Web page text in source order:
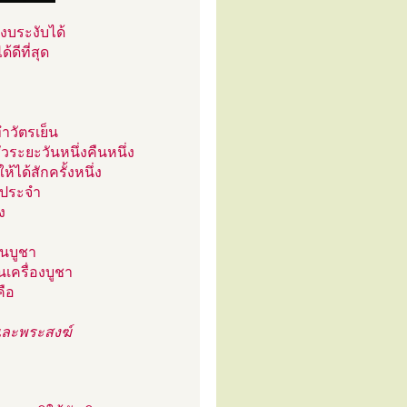
ระงับได้
ด้ดีที่สุด
วัตรเย็น
ระยะวันหนึ่งคืนหนึ่ง
ห้ได้สักครั้งหนึ่ง
ระจำ
บูชา
เครื่องบูชา
อ
ะพระสงฆ์